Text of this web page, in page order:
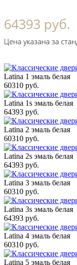
64393 руб.
Цена указана за
Latina 1 эмаль белая
60310 руб.
Latina 1s эмаль белая
64393 руб.
Latina 2 эмаль белая
60310 руб.
Latina 2s эмаль белая
64393 руб.
Latina 3 эмаль белая
60310 руб.
Latina 3s эмаль белая
64393 руб.
Latina 4 эмаль белая
60310 руб.
Latina 5 эмаль белая